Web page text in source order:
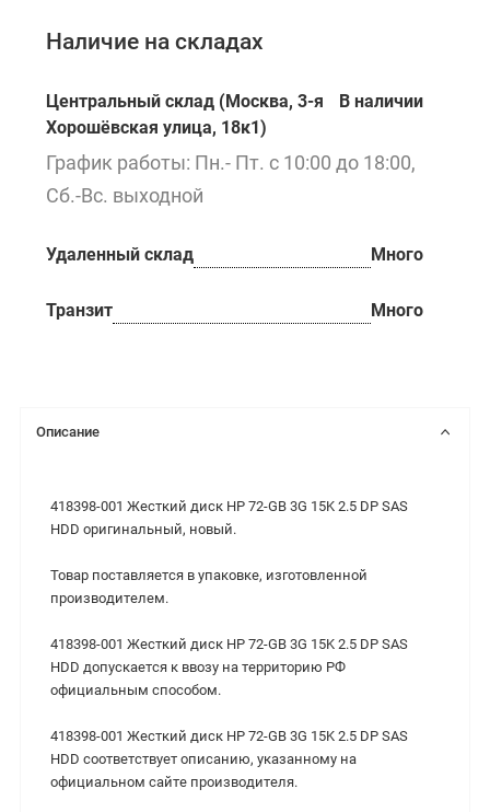
Наличие на складах
Центральный склад (Москва, 3-я
Хорошёвская улица, 18к1)
В наличии
График работы: Пн.- Пт. с 10:00 до 18:00,
Сб.-Вс. выходной
Удаленный склад Много
Транзит Много
Описание
418398-001 Жесткий диск HP 72-GB 3G 15K 2.5 DP SAS
HDD оригинальный, новый.
Товар поставляется в упаковке, изготовленной
производителем.
418398-001 Жесткий диск HP 72-GB 3G 15K 2.5 DP SAS
HDD допускается к ввозу на территорию РФ
официальным способом.
418398-001 Жесткий диск HP 72-GB 3G 15K 2.5 DP SAS
HDD cоответствует описанию, указанному на
официальном сайте производителя.